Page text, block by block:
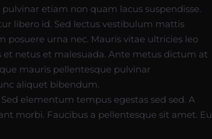
etiam non quam lacus suspendisse.
libero id. Sed lectus vestibulum mattis
urna nec. Mauris vitae ultricies leo
netus et malesuada. Ante metus dictum at
mauris pellentesque pulvinar
aliquet bibendum.
elementum tempus egestas sed sed. A
morbi. Faucibus a pellentesque sit amet. Eu